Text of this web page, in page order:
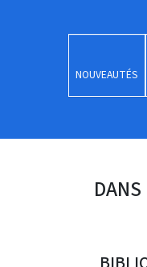
NOUVEAUTÉS